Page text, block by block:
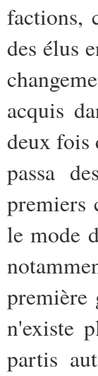
factions,
des élus
acquis
deux fois
passa
premiers
le mode
première
n'existe
partis